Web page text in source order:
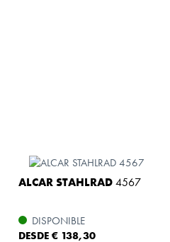
ALCAR STAHLRAD4567
DISPONIBLE
DESDE € 138,30